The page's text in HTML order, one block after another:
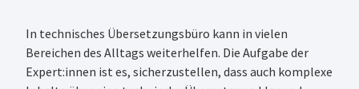
In technisches Übersetzungsbüro kann in vielen
Bereichen des Alltags weiterhelfen. Die Aufgabe der
Expert:innen ist es, sicherzustellen, dass auch komplexe